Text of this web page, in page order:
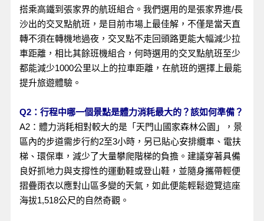
搭乘高鐵到張家界的航班組合。我們選用的是張家界進/長
沙出的交叉點航班，是目前市場上最佳解，不僅是當天直
轉不須在轉機地過夜，交叉點不走回頭路更能大幅減少拉
車距離，相比其餘班機組合，何時選用的交叉點航班至少
都能減少1000公里以上的拉車距離，在航班的選擇上最能
提升旅遊體驗。
Q2：行程中哪一個景點是體力消耗最大的？該如何準備？
A2：體力消耗相對較大的是「天門山國家森林公園」，景
區內的步道需步行約2至3小時，另已貼心安排纜車、電扶
梯、環保車，減少了大量攀爬階梯的負擔。建議穿著具備
良好抓地力與支撐性的運動鞋或登山鞋，並隨身攜帶輕便
摺疊雨衣以應對山區多變的天氣，如此便能輕鬆遊覽這座
海拔1,518公尺的自然奇觀。